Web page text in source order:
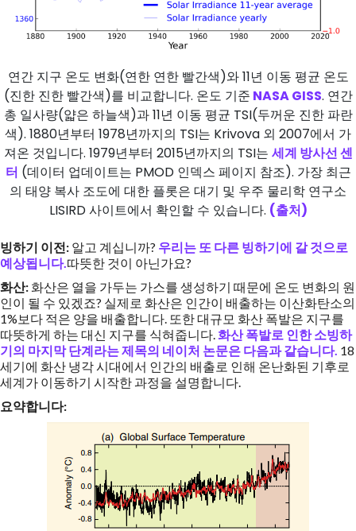
연간 지구 온도 변화(연한 연한 빨간색)와 11년 이동 평균 온도
(진한 진한 빨간색)를 비교합니다. 온도 기준 NASA GISS. 연간
총 일사량(얇은 하늘색)과 11년 이동 평균 TSI(두꺼운 진한 파란
색). 1880년부터 1978년까지의 TSI는 Krivova 외 2007에서 가
져온 것입니다. 1979년부터 2015년까지의 TSI는 세계 방사선 센
터 (데이터 업데이트는 PMOD 인덱스 페이지 참조). 가장 최근
의 태양 복사 조도에 대한 플롯은 대기 및 우주 물리학 연구소
LISIRD 사이트에서 확인할 수 있습니다. (출처)
빙하기 이전: 알고 계십니까? 우리는 또 다른 빙하기에 갈 것으로
예상됩니다.따뜻한 것이 아닌가요?
화산: 화산은 열을 가두는 가스를 생성하기 때문에 온도 변화의 원
인이 될 수 있겠죠? 실제로 화산은 인간이 배출하는 이산화탄소의
1%보다 적은 양을 배출합니다. 또한 대규모 화산 폭발은 지구를
따뜻하게 하는 대신 지구를 식혀줍니다.화산 폭발로 인한 소빙하
기의 마지막 단계라는 제목의 네이처 논문은 다음과 같습니다. 18
세기에 화산 냉각 시대에서 인간의 배출로 인해 온난화된 기후로
세계가 이동하기 시작한 과정을 설명합니다.
요약합니다: